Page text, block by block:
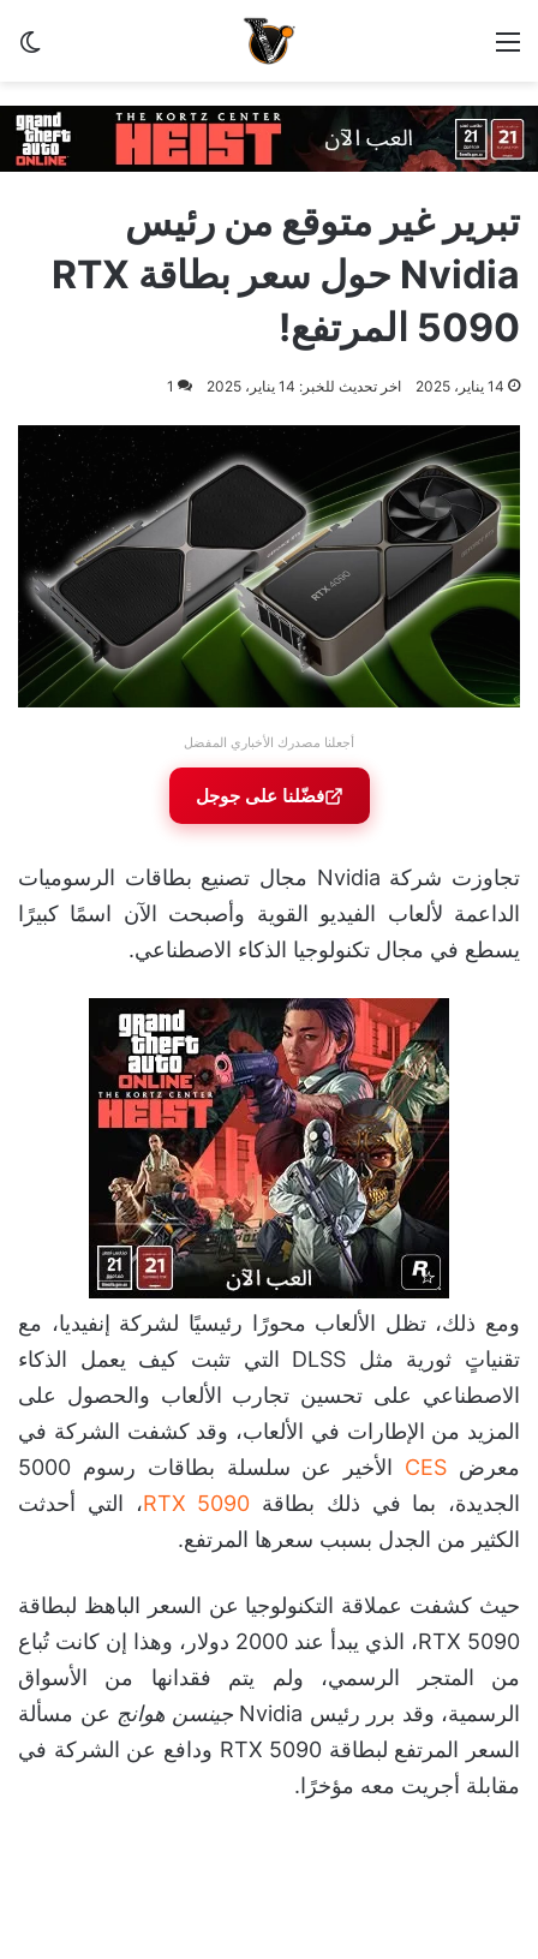
القائمة
تبرير غير متوقع من رئيس
Nvidia حول سعر بطاقة RTX
5090 المرتفع!
14 يناير، 2025 اخر تحديث للخبر: 14 يناير، 2025 1
أجعلنا مصدرك الأخباري المفضل
فضّلنا على جوجل
تجاوزت شركة Nvidia مجال تصنيع بطاقات الرسوميات
الداعمة لألعاب الفيديو القوية وأصبحت الآن اسمًا كبيرًا
يسطع في مجال تكنولوجيا الذكاء الاصطناعي.
ومع ذلك، تظل الألعاب محورًا رئيسيًا لشركة إنفيديا، مع
تقنياتٍ ثورية مثل DLSS التي تثبت كيف يعمل الذكاء
الاصطناعي على تحسين تجارب الألعاب والحصول على
المزيد من الإطارات في الألعاب، وقد كشفت الشركة في
معرض CES
الأخير عن سلسلة بطاقات رسوم 5000
الجديدة، بما في ذلك بطاقة RTX 5090، التي أحدثت
الكثير من الجدل بسبب سعرها المرتفع.
حيث كشفت عملاقة التكنولوجيا عن السعر الباهظ لبطاقة
RTX 5090، الذي يبدأ عند 2000 دولار، وهذا إن كانت تُباع
من المتجر الرسمي، ولم يتم فقدانها من الأسواق
الرسمية، وقد برر رئيس Nvidia
جينسن هوانج عن مسألة
السعر المرتفع لبطاقة RTX 5090 ودافع عن الشركة في
مقابلة أجريت معه مؤخرًا.